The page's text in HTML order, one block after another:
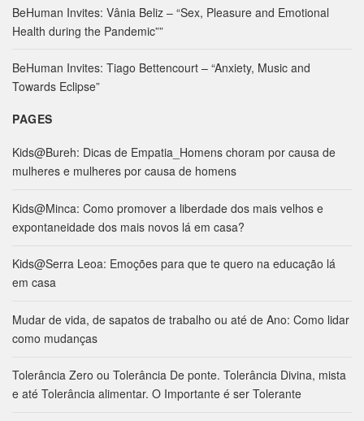
f
o
:
BeHuman Invites: Vânia Beliz – “Sex, Pleasure and Emotional
Health during the Pandemic””
BeHuman Invites: Tiago Bettencourt – “Anxiety, Music and
Towards Eclipse”
PAGES
Kids@Bureh: Dicas de Empatia_Homens choram por causa de
mulheres e mulheres por causa de homens
Kids@Minca: Como promover a liberdade dos mais velhos e
expontaneidade dos mais novos lá em casa?
Kids@Serra Leoa: Emoções para que te quero na educação lá
em casa
Mudar de vida, de sapatos de trabalho ou até de Ano: Como lidar
como mudanças
Tolerância Zero ou Tolerância De ponte. Tolerância Divina, mista
e até Tolerância alimentar. O Importante é ser Tolerante